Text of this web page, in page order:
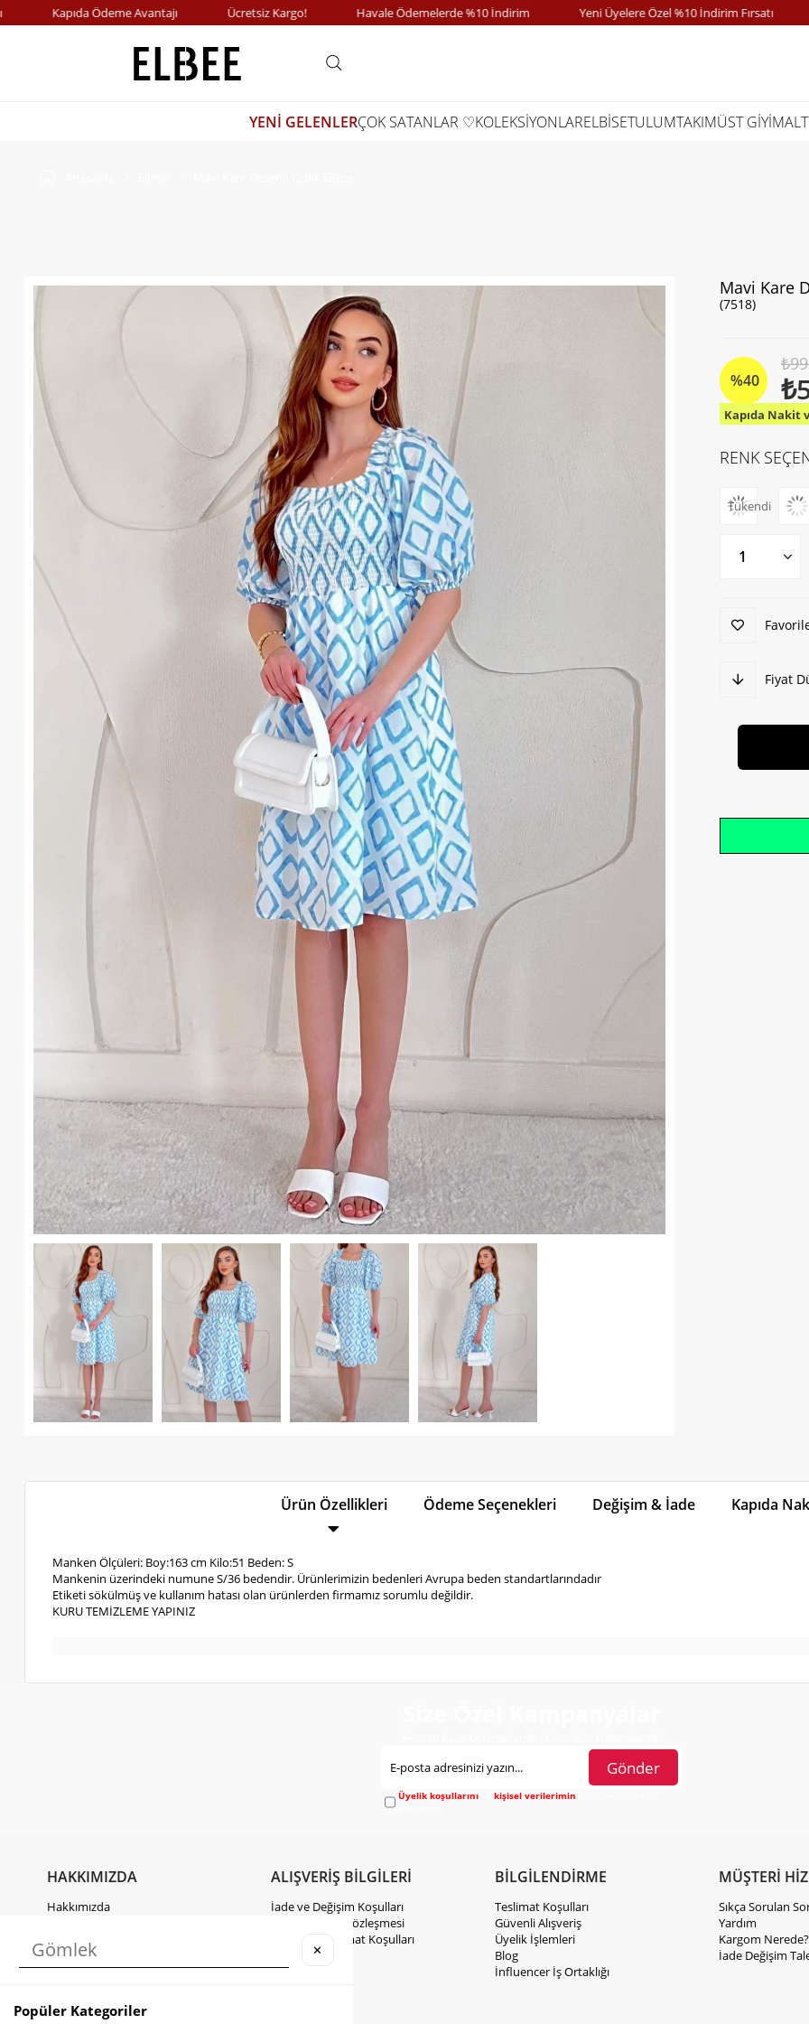
Kapıda Ödeme Avantajı Ücretsiz Kargo! Havale Ödemelerde %10 İndirim Yeni Üyelere Özel %10 İndirim Fırsatı
YENİ GELENLERÇOK SATANLAR ♡KOLEKSİYONLARELBİSETULUMTAKIMÜST GİYİM
Mavi Kare
(7518)
%40
İndirim
Kapıda Nakit
RENK
Tükendi
Fiyat
Ürün Özellikleri Ödeme Seçenekleri Değişim & İade Kapıda
Manken Ölçüleri: Boy:163 cm Kilo:51 Beden: S
Mankenin üzerindeki numune S/36 bedendir. Ürünlerimizin bedenleri Avrupa beden standartlarındadır
Etiketi sökülmüş ve kullanım hatası olan ürünlerden firmamız sorumlu değildir.
KURU TEMİZLEME YAPINIZ
Gönder
Üyelik koşullarını vekişisel verilerimin
HAKKIMIZDA
Hakkımızda
KVKK Hakkında Bilgilendirme
İletişim
Instagram
ALIŞVERİŞ BİLGİLERİ
İade ve Değişim Koşulları
Mesafeli Satış Sözleşmesi
Kargo ve Teslimat Koşulları
BİLGİLENDİRME
Teslimat Koşulları
Güvenli Alışveriş
Üyelik İşlemleri
Blog
İnfluencer İş Ortaklığı
MÜŞTERİ
Sıkça Sorulan
Yardım
Kargom Nerede?
İade Değişim
✕
Popüler Kategoriler